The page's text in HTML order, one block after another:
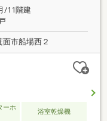
ください！
/11階建
面市船場西２
ーホ
浴室乾燥機